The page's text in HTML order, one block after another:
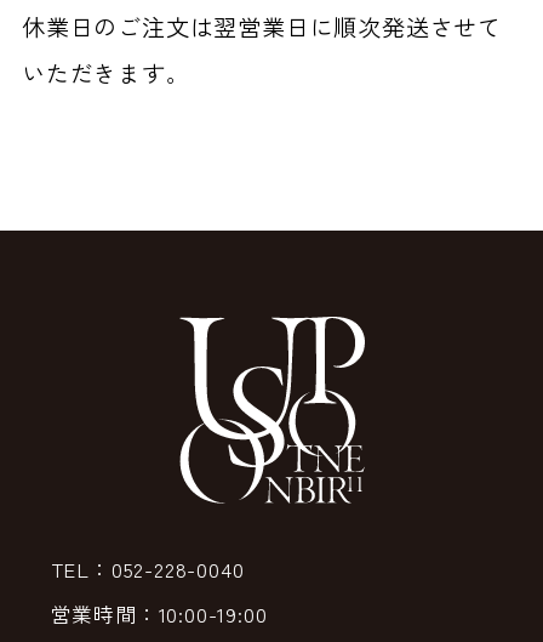
休業日のご注文は翌営業日に順次発送させて
いただきます。
TEL：052-228-0040
営業時間：10:00-19:00